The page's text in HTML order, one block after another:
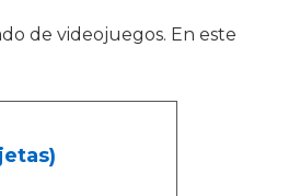
de videojuegos. En este